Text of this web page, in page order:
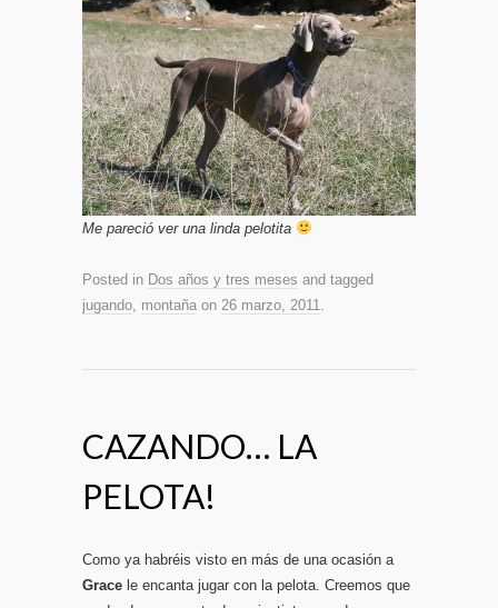
Me pareció ver una linda pelotita
Posted in Dos años y tres meses and tagged
jugando montaña on 26 marzo, 2011
CAZANDO… LA
PELOTA!
Como ya habréis visto en más de una ocasión a
Grace le encanta jugar con la pelota. Creemos que